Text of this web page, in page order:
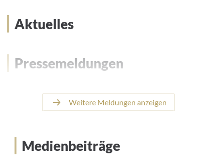
Aktuelles
Pressemeldungen
Weitere Meldungen anzeigen
Medienbeiträge